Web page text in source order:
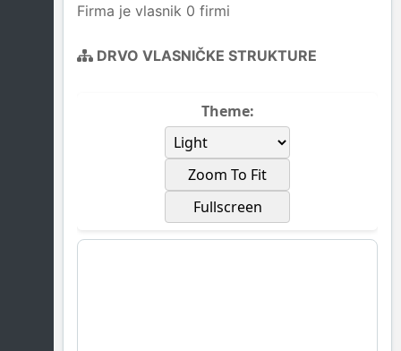
Firma je vlasnik 0 firmi
DRVO VLASNIČKE STRUKTURE
Theme:
Zoom To Fit
Fullscreen